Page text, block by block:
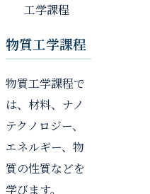
工学課程
物質工学課程
物質工学課程で
は、材料、ナノ
テクノロジー、
エネルギー、物
質の性質などを
学びます。